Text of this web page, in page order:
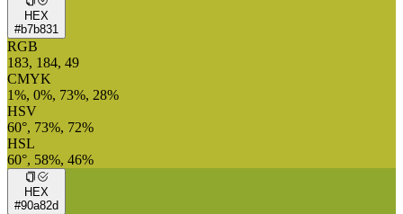
HEX
#b7b831
RGB
183, 184, 49
CMYK
1%, 0%, 73%, 28%
HSV
60°, 73%, 72%
HSL
60°, 58%, 46%
HEX
#90a82d